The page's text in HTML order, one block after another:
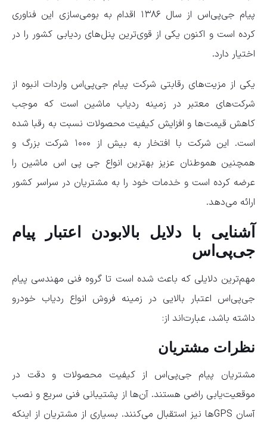
پیام جی‌پی‌اس از سال ۱۳۸۶ اقدام به بومی‌سازی این فناوری
کرده است و اکنون یکی از قوی‌ترین پنل‌های ردیابی کشور را در
اختیار دارد.
یکی از مزیت‌های رقابتی شرکت پیام جی‌پی‌اس واردات انبوه از
شرکت‌های معتبر در زمینه ردیاب ماشین است که موجب
کاهش قیمت‌ها و افزایش کیفیت محصولات نسبت به رقبا شده
است. این شرکت با افتخار به بیش از ۱۰۰۰ شرکت بزرگ و
همچنین هموطنان عزیز بهترین انواع جی پی اس ماشین را
عرضه کرده است و خدمات خود را به مشتریان در سراسر کشور
ارائه می‌دهد.
آشنایی با دلایل بالابودن اعتبار پیام
جی‌پی‌اس
مهم‌ترین دلایلی که باعث شده است تا گروه فنی مهندسی پیام
جی‌پی‌اس اعتبار بالایی در زمینه فروش انواع ردیاب خودرو
داشته باشد، عبارت‌اند از:
نظرات مشتریان
مشتریان پیام جی‌پی‌اس از کیفیت محصولات و دقت در
موقعیت‌یابی راضی هستند. آن‌ها از پشتیبانی فنی سریع و نصب
آسان GPSها نیز استقبال می‌کنند. بسیاری از مشتریان از اینکه